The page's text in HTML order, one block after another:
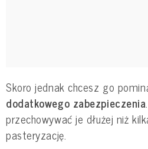
Skoro jednak chcesz go
dodatkowego zabezpieczenia
przechowywać je dłużej niż
pasteryzację.